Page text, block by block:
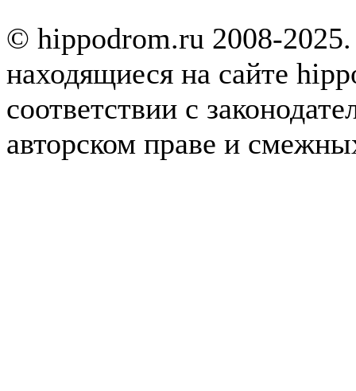
© hippodrom.ru 2008-
находящиеся на сайте
соответствии с
авторском праве и